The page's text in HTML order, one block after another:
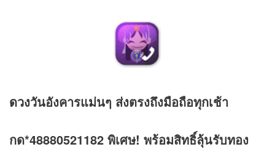
ดวงวันอังคารแม่นๆ ส่งตรงถึงมือถือทุกเช้า
กด*48880521182 พิเศษ! พร้อมสิทธิ์ลุ้นรับทอง